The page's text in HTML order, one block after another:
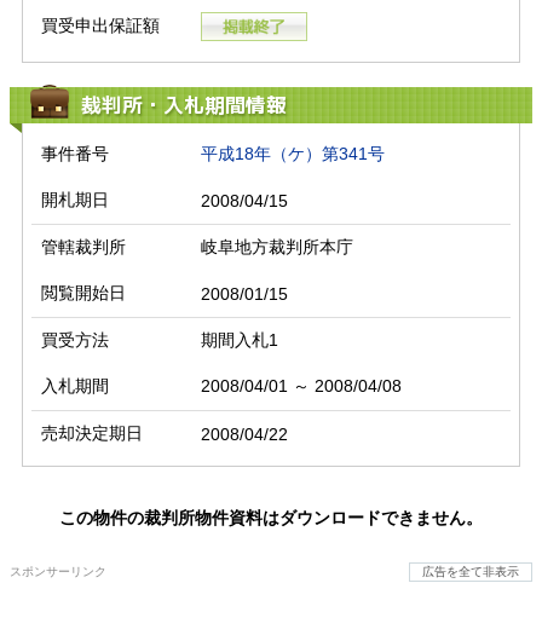
買受申出保証額
裁判所・入札期間情報
事件番号 平成18年（ケ）第341号
開札期日 2008/04/15
管轄裁判所 岐阜地方裁判所本庁
閲覧開始日 2008/01/15
買受方法 期間入札1
入札期間 2008/04/01 ～ 2008/04/08
売却決定期日 2008/04/22
この物件の裁判所物件資料はダウンロードできません。
スポンサーリンク 広告を全て非表示